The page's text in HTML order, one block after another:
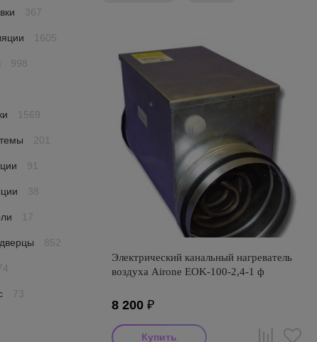
Электрический канальный нагреватель
воздуха Airone EOK-100-2,4-1 ф
8 200 ₽
367
1605
998
1569
201
91
38
17
852
73